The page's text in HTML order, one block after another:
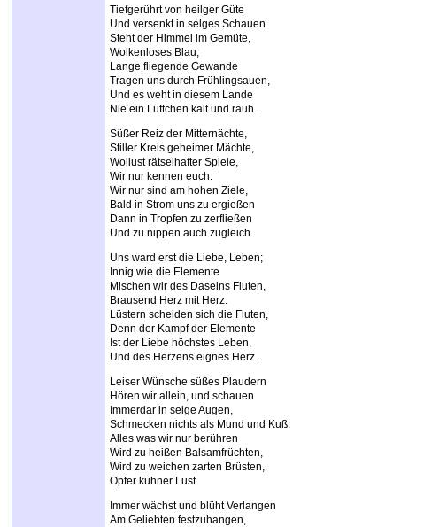
Tiefgerührt von heilger Güte
Und versenkt in selges Schauen
Steht der Himmel im Gemüte,
Wolkenloses Blau;
Lange fliegende Gewande
Tragen uns durch Frühlingsauen,
Und es weht in diesem Lande
Nie ein Lüftchen kalt und rauh.
Süßer Reiz der Mitternächte,
Stiller Kreis geheimer Mächte,
Wollust rätselhafter Spiele,
Wir nur kennen euch.
Wir nur sind am hohen Ziele,
Bald in Strom uns zu ergießen
Dann in Tropfen zu zerfließen
Und zu nippen auch zugleich.
Uns ward erst die Liebe, Leben;
Innig wie die Elemente
Mischen wir des Daseins Fluten,
Brausend Herz mit Herz.
Lüstern scheiden sich die Fluten,
Denn der Kampf der Elemente
Ist der Liebe höchstes Leben,
Und des Herzens eignes Herz.
Leiser Wünsche süßes Plaudern
Hören wir allein, und schauen
Immerdar in selge Augen,
Schmecken nichts als Mund und Kuß.
Alles was wir nur berühren
Wird zu heißen Balsamfrüchten,
Wird zu weichen zarten Brüsten,
Opfer kühner Lust.
Immer wächst und blüht Verlangen
Am Geliebten festzuhangen,